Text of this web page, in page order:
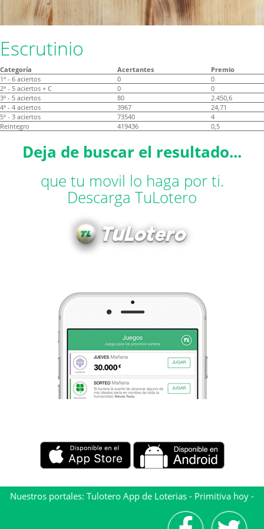
Escrutinio
Categoría Acertantes
Premio
1ª - 6 aciertos
0
0
2ª - 5 aciertos + C
0
0
3ª - 5 aciertos
80
2.450,6
4ª - 4 aciertos
3967
24,71
5ª - 3 aciertos
73540
4
Reintegro
419436 0,5
Deja de buscar el resultado...
que tu movil lo haga por ti.
Descarga TuLotero
Nuestros portales: Tulotero App de Loterias - Primitiva hoy -